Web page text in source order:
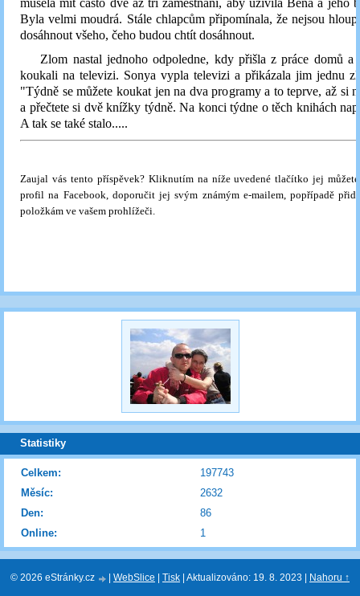
musela mít často dvě až tři zaměstnání, aby uživila Bena a jeho
Byla velmi moudrá. Stále chlapcům připomínala, že nejsou
dosáhnout všeho, čeho budou chtít dosáhnout.
Zlom nastal jednoho odpoledne, kdy přišla z práce domů a
koukali na televizi. Sonya vypla televizi a přikázala jim jednu
"Týdně se můžete koukat jen na dva programy a to teprve, až si
a přečtete si dvě knížky týdně. Na konci týdne o těch knihách
A tak se také stalo.....
Zaujal vás tento příspěvek? Kliknutím na níže uvedené tlačítko jej
profil na Facebook, doporučit jej svým známým e-mailem, popřípadě
položkám ve vašem prohlížeči.
Statistiky
Online: 1
Celkem:
197743
Měsíc:
2632
Den:
86
© 2026 eStránky.cz WebSlice Tisk Aktualizováno: 19. 8. 2023 Nahoru ↑